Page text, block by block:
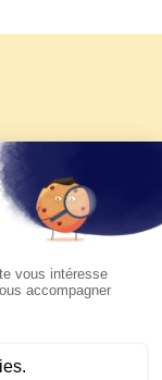
de KTO
Léon
sur KTO le
et